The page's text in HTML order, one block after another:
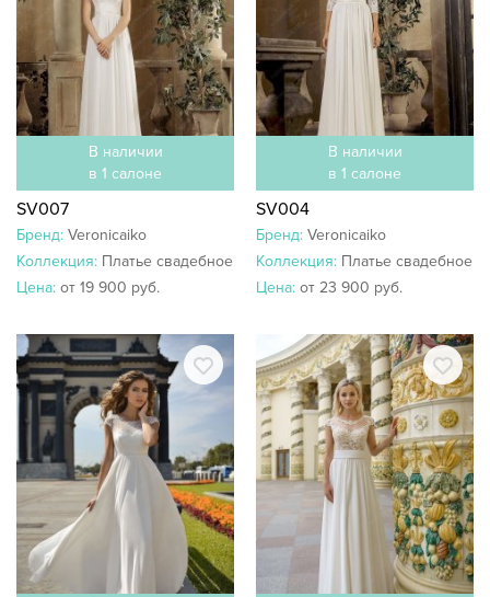
В наличии
в 1 салоне
SV007
Бренд: Veronicaiko
Коллекция: Платье свадебное
Цена: от 19 900 руб.
В наличии
в 1 салоне
SV004
Бренд: Veronicaiko
Коллекция: Платье свадебное
Цена: от 23 900 руб.